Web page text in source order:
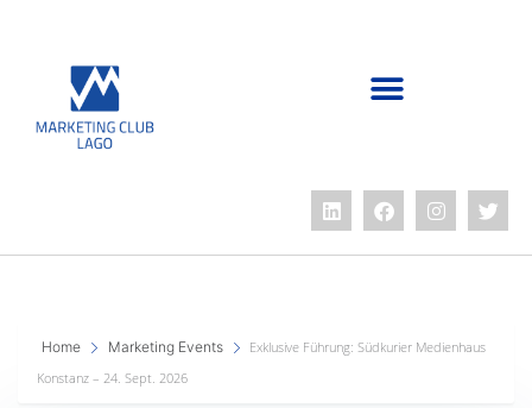
Home Marketing Events
Exklusive Führung: Südkurier Medienhaus
Konstanz – 24. Sept. 2026